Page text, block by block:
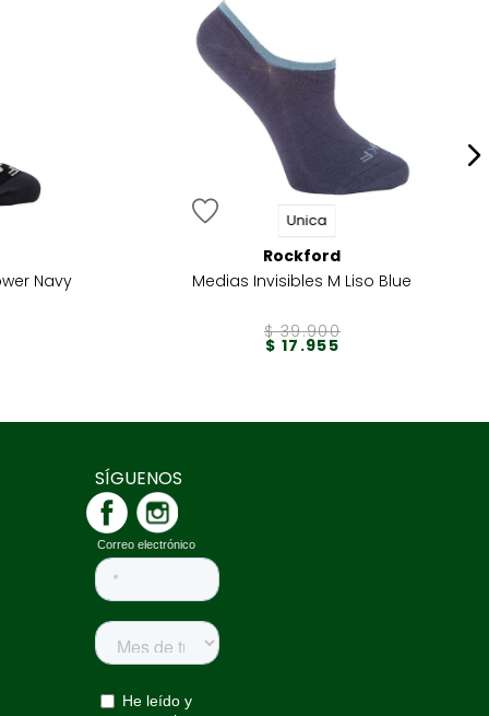
Navy
Unica
Rockford
Medias Invisibles M Liso Blue
$ 39.900
$ 17 .955
SÍGUENOS